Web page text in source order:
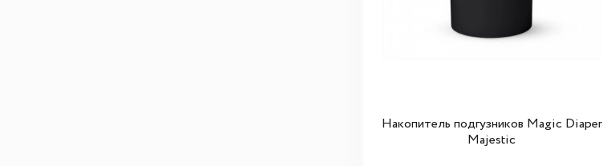
Накопитель подгузников Magic Diaper
Majestic